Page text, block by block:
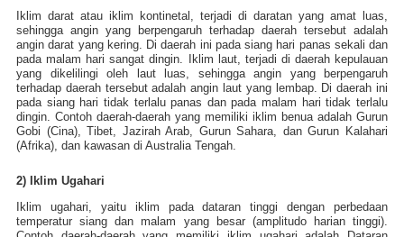
Iklim darat atau iklim kontinetal, terjadi di daratan yang amat luas,
sehingga angin yang berpengaruh terhadap daerah tersebut adalah
angin darat yang kering. Di daerah ini pada siang hari panas sekali dan
pada malam hari sangat dingin. Iklim laut, terjadi di daerah kepulauan
yang dikelilingi oleh laut luas, sehingga angin yang berpengaruh
terhadap daerah tersebut adalah angin laut yang lembap. Di daerah ini
pada siang hari tidak terlalu panas dan pada malam hari tidak terlalu
dingin. Contoh daerah-daerah yang memiliki iklim benua adalah Gurun
Gobi (Cina), Tibet, Jazirah Arab, Gurun Sahara, dan Gurun Kalahari
(Afrika), dan kawasan di Australia Tengah.
2) Iklim Ugahari
Iklim ugahari, yaitu iklim pada dataran tinggi dengan perbedaan
temperatur siang dan malam yang besar (amplitudo harian tinggi).